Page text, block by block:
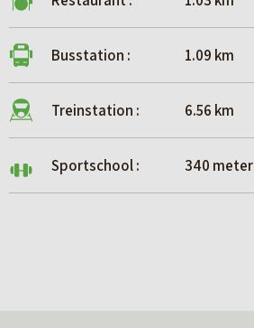
Busstation : 1.09 km
Treinstation : 6.56 km
Sportschool : 340 meter